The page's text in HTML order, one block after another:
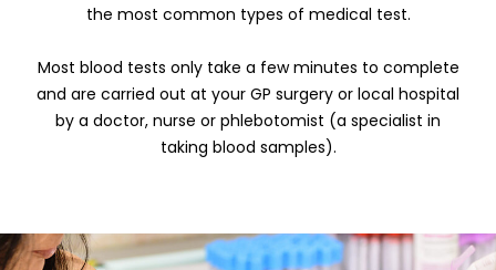
the most common types of medical test.
Most blood tests only take a few minutes to complete
and are carried out at your GP surgery or local hospital
by a doctor, nurse or phlebotomist (a specialist in
taking blood samples).